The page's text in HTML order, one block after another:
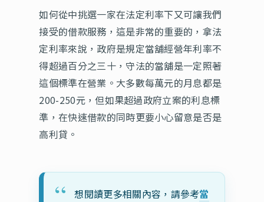
如何從中挑選一家在法定利率下又可讓我們
接受的借款服務，這是非常的重要的，拿法
定利率來說，政府是規定當舖經營年利率不
得超過百分之三十，守法的當舖是一定照著
這個標準在營業。大多數每萬元的月息都是
200-250元，但如果超過政府立案的利息標
準，在快速借款的同時更要小心留意是否是
高利貸。
想閱讀更多相關內容，請參考當